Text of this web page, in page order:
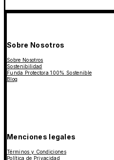
Sobre Nosotros
Sobre Nosotros
Sostenibilidad
Funda Protectora 100% Sostenible
Blog
Menciones legales
Términos y Condiciones
Política de Privacidad